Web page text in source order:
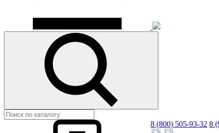
8 (800) 505-93-32 8